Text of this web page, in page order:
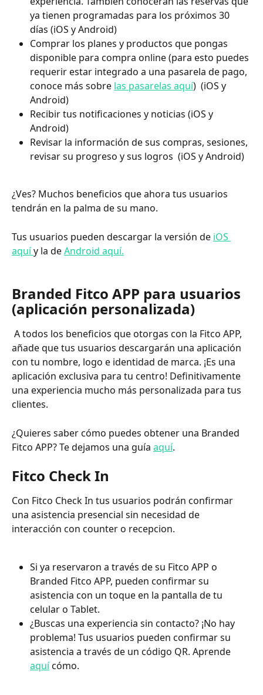
ya tienen programadas para los próximos 30
días (iOS y Android)
Comprar los planes y productos que pongas
disponible para compra online (para esto puedes
requerir estar integrado a una pasarela de pago,
conoce más sobre las pasarelas aquí)  (iOS y
Android)
Recibir tus notificaciones y noticias (iOS y
Android)
Revisar la información de sus compras, sesiones,
revisar su progreso y sus logros  (iOS y Android)
¿Ves? Muchos beneficios que ahora tus usuarios
tendrán en la palma de su mano.
Tus usuarios pueden descargar la versión de iOS
aquí y la de Android aquí.
Branded Fitco APP para usuarios
(aplicación personalizada)
añade que tus usuarios descargarán una aplicación
con tu nombre, logo e identidad de marca. ¡Es una
aplicación exclusiva para tu centro! Definitivamente
una experiencia mucho más personalizada para tus
clientes.
¿Quieres saber cómo puedes obtener una Branded
Fitco APP? Te dejamos una guía aquí.
Fitco Check In
Con Fitco Check In tus usuarios podrán confirmar
una asistencia presencial sin necesidad de
interacción con counter o recepcion.
Si ya reservaron a través de su Fitco APP o
Branded Fitco APP, pueden confirmar su
asistencia con un toque en la pantalla de tu
celular o Tablet.
¿Buscas una experiencia sin contacto? ¡No hay
problema! Tus usuarios pueden confirmar su
asistencia a través de un código QR. Aprende
aquí cómo.